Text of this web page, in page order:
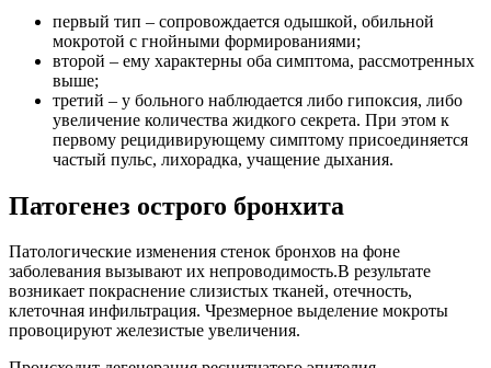
первый тип – сопровождается одышкой, обильной
мокротой с гнойными формированиями;
второй – ему характерны оба симптома, рассмотренных
выше;
третий – у больного наблюдается либо гипоксия, либо
увеличение количества жидкого секрета. При этом к
первому рецидивирующему симптому присоединяется
частый пульс, лихорадка, учащение дыхания.
Патогенез острого бронхита
Патологические изменения стенок бронхов на фоне
заболевания вызывают их непроводимость.В результате
возникает покраснение слизистых тканей, отечность,
клеточная инфильтрация. Чрезмерное выделение мокроты
провоцируют железистые увеличения.